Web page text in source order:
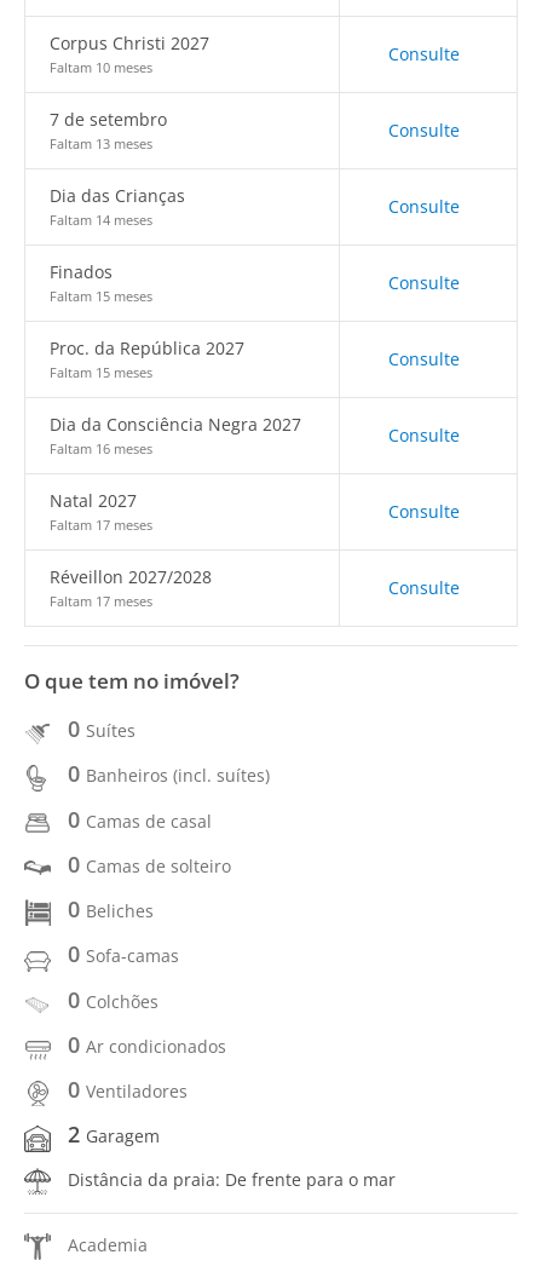
Corpus Christi 2027
Faltam 10 meses
Consulte
7 de setembro
Faltam 13 meses
Consulte
Dia das Crianças
Faltam 14 meses
Consulte
Finados
Faltam 15 meses
Consulte
Proc. da República 2027
Faltam 15 meses
Consulte
Dia da Consciência Negra 2027
Faltam 16 meses
Consulte
Natal 2027
Faltam 17 meses
Consulte
Réveillon 2027/2028
Faltam 17 meses
Consulte
O que tem no imóvel?
0 Suítes
0 Banheiros (incl. suítes)
0 Camas de casal
0 Camas de solteiro
0 Beliches
0 Sofa-camas
0 Colchões
0 Ar condicionados
0 Ventiladores
2 Garagem
Distância da praia: De frente para o mar
Academia